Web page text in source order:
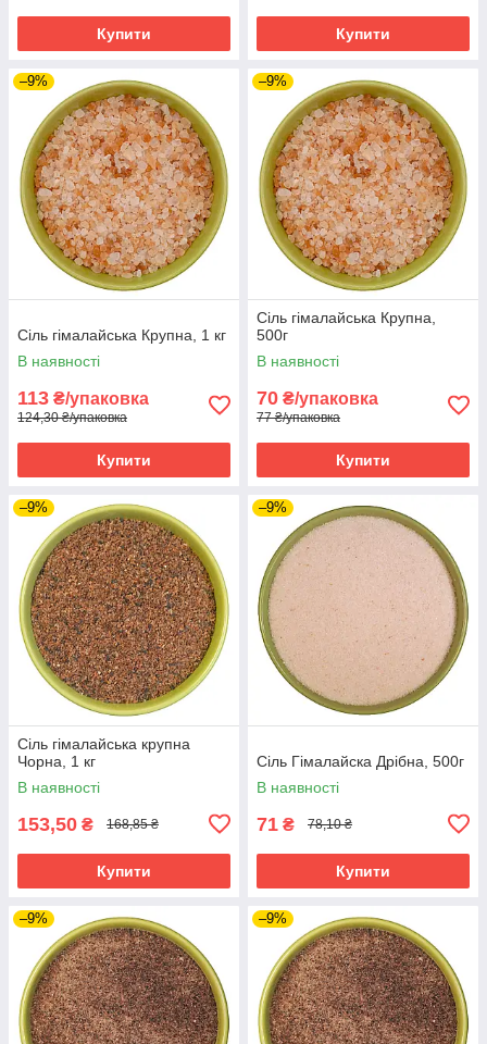
Купити Купити
–9%
Сіль гімалайська Крупна, 1 кг
В наявності
113 ₴/упаковка
124,30 ₴/упаковка
Купити
–9%
Сіль гімалайська Крупна,
500г
В наявності
70 ₴/упаковка
77 ₴/упаковка
Купити
–9%
Сіль гімалайська крупна
Чорна, 1 кг
В наявності
153,50 ₴ 168,85 ₴
Купити
–9%
Сіль Гімалайска Дрібна, 500г
В наявності
71 ₴ 78,10 ₴
Купити
–9% –9%